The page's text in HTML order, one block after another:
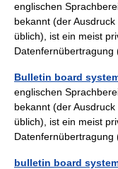
englischen
bekannt (der
üblich), ist ein meist
Bulletin board
englischen
bekannt (der
üblich), ist ein meist
bulletin board